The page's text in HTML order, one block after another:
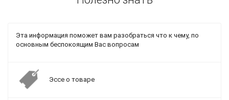
Эта информация поможет вам разобраться что к чему, по
основным беспокоящим Вас вопросам
Эссе о товаре